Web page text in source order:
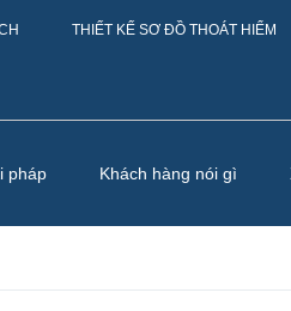
THIẾT KẾ SƠ ĐỒ THOÁT HIỂM
pháp Khách hàng nói gì